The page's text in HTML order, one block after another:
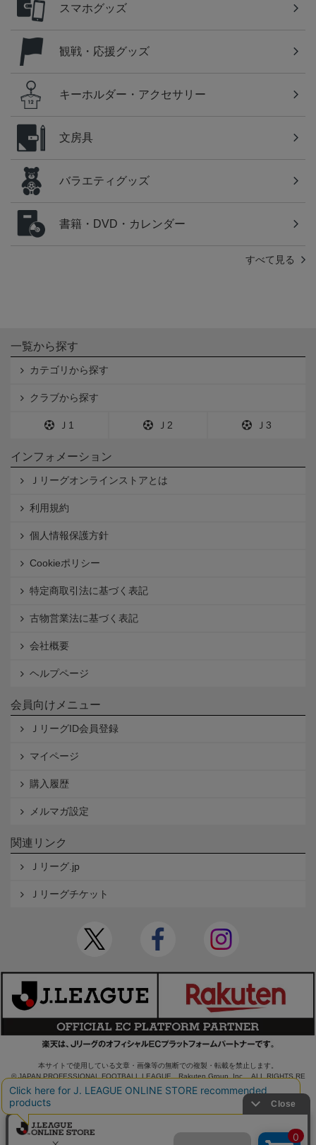
スマホグッズ
観戦・応援グッズ
キーホルダー・アクセサリー
文房具
バラエティグッズ
書籍・DVD・カレンダー
すべて見る
一覧から探す
カテゴリから探す
クラブから探す
Ｊ1 Ｊ2 Ｊ3
インフォメーション
Ｊリーグオンラインストアとは
利用規約
個人情報保護方針
Cookieポリシー
特定商取引法に基づく表記
古物営業法に基づく表記
会社概要
ヘルプページ
会員向けメニュー
ＪリーグID会員登録
マイページ
購入履歴
メルマガ設定
関連リンク
Ｊリーグ.jp
Ｊリーグチケット
本サイトで使用している文章・画像等の無断での複製・転載を禁止します。
© JAPAN PROFESSIONAL FOOTBALL LEAGUE Rakuten Group, Inc. ALL RIGHTS RE
SERVED.